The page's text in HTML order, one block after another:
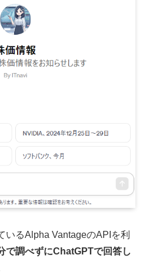
いるAlpha VantageのAPIを利
で調べずにChatGPTで回答し